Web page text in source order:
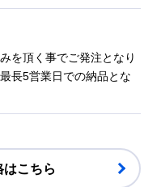
を頂く事でご発注となり
長5営業日での納品とな
こちら